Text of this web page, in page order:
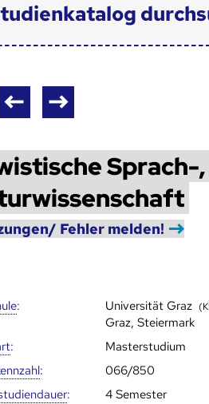
Fehler melden!
: Universität Graz
Graz, Steiermark
:
Masterstudium
:
066/850
:
4 Semester